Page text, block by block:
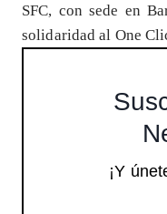
SFC, con sede en
solidaridad al One
¡Y